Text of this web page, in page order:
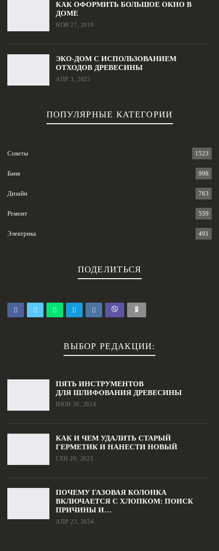
КАК ОФОРМИТЬ БОЛЬШОЕ ОКНО В
ДОМЕ
НОЯ 27, 2019
ЭКО-ДОМ С ИСПОЛЬЗОВАНИЕМ
ОТХОДОВ ДРЕВЕСИНЫ
АПР 3, 2025
ПОПУЛЯРНЫЕ КАТЕГОРИИ
Советы 1523
Баня 998
Дизайн 763
Ремонт 559
Электрика 491
ПОДЕЛИТЬСЯ
ВЫБОР РЕДАКЦИИ:
ПЯТЬ ИНСТРУМЕНТОВ
ДЛЯ ШЛИФОВАНИЯ ДРЕВЕСИНЫ
ИЮН 30, 2024
КАК И ЧЕМ УДАЛИТЬ СТАРЫЙ
ГЕРМЕТИК И НАНЕСТИ НОВЫЙ
СЕН 20, 2023
ПОЧЕМУ ГАЗОВАЯ КОЛОНКА
ВКЛЮЧАЕТСЯ С ХЛОПКОМ: ПОИСК
ПРИЧИНЫ И…
АПР 23, 2024